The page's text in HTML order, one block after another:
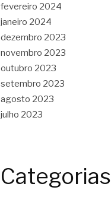
fevereiro 2024
janeiro 2024
dezembro 2023
novembro 2023
outubro 2023
setembro 2023
agosto 2023
julho 2023
Categorias